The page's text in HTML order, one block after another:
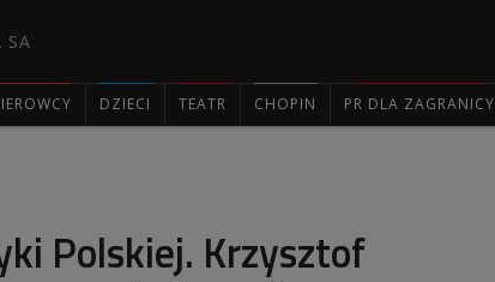
SA
DZIECI TEATR CHOPIN PR DLA ZAGRANICY
Polskiej. Krzysztof